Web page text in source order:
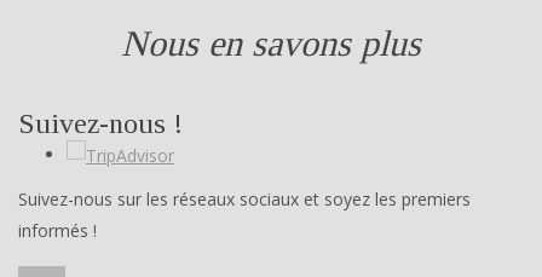
Nous en savons plus
Suivez-nous !
Suivez-nous sur les réseaux sociaux et soyez les premiers
informés !